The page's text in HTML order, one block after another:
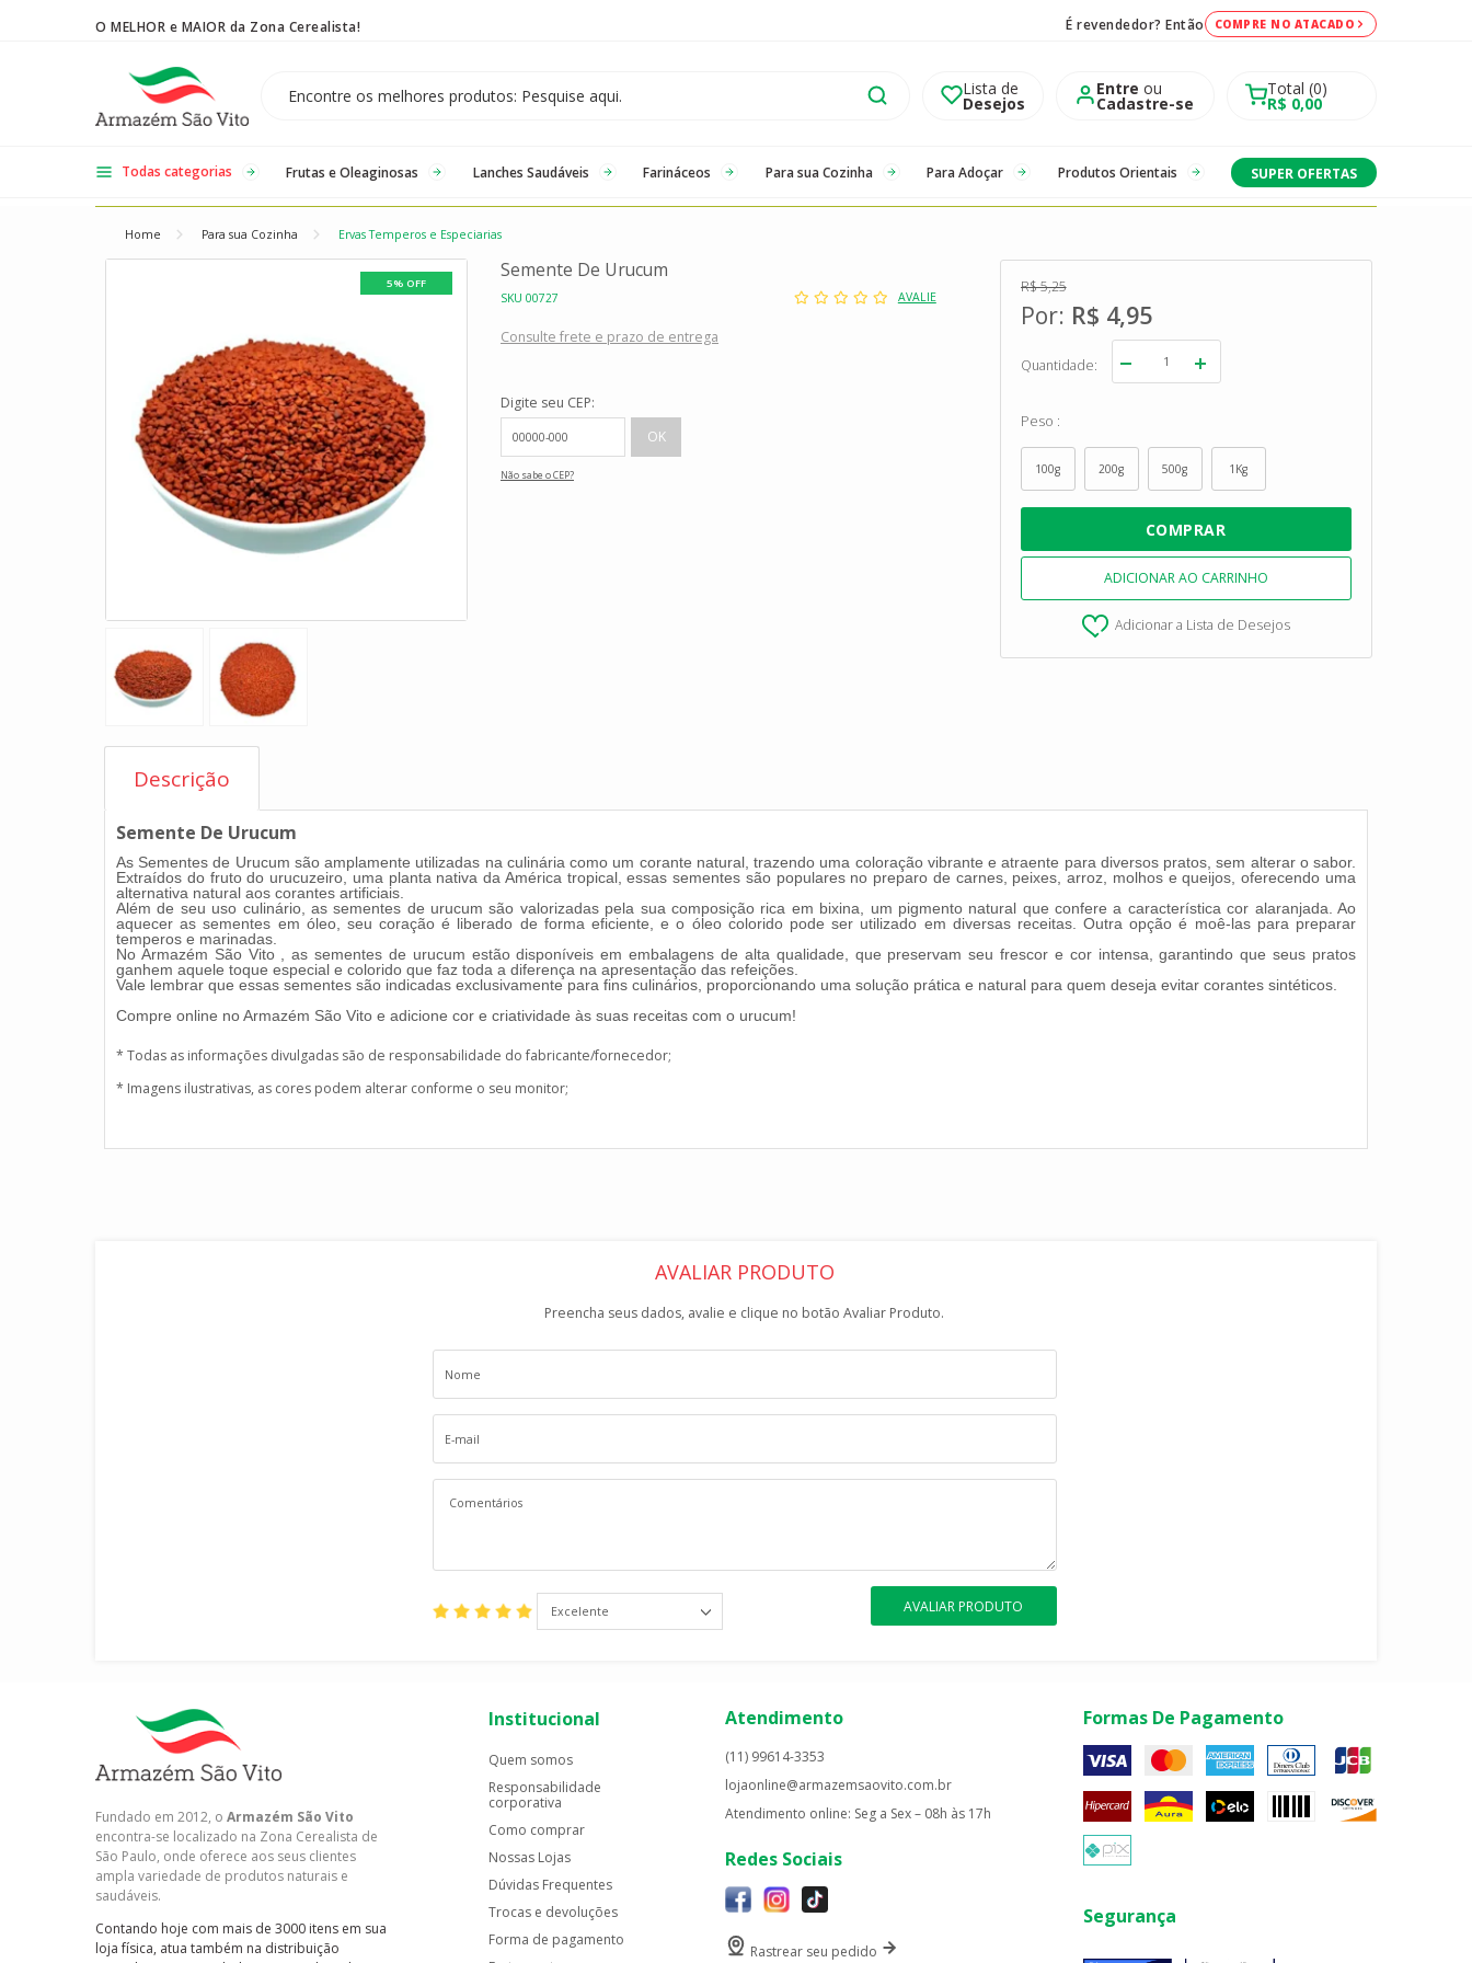
O MELHOR e MAIOR da Zona Cerealista!
É revendedor? Então COMPRE NO ATACADO
Lista de
Desejos
Entre ou
Cadastre-se
Total 0
R$ 0,00
Todas categorias Frutas e Oleaginosas Lanches Saudáveis Farináceos Para sua Cozinha Para Adoçar Produtos Orientais SUPER OFERTAS
Home Para sua Cozinha Ervas Temperos e Especiarias
5% OFF
Semente De Urucum
SKU 00727 AVALIE
Consulte frete e prazo de entrega
Digite seu CEP:
Não sabe o CEP?
R$ 5,25
R$ 4,95
Quantidade
Peso
100g 200g 500g 1Kg
Adicionar a Lista de Desejos
Descrição
Semente De Urucum
As Sementes de Urucum são amplamente utilizadas na culinária como um corante natural, trazendo uma coloração vibrante e atraente para diversos pratos, sem alterar o sabor.
Extraídos do fruto do urucuzeiro, uma planta nativa da América tropical, essas sementes são populares no preparo de carnes, peixes, arroz, molhos e queijos, oferecendo uma
alternativa natural aos corantes artificiais.
Além de seu uso culinário, as sementes de urucum são valorizadas pela sua composição rica em bixina, um pigmento natural que confere a característica cor alaranjada. Ao
aquecer as sementes em óleo, seu coração é liberado de forma eficiente, e o óleo colorido pode ser utilizado em diversas receitas. Outra opção é moê-las para preparar
temperos e marinadas.
No Armazém São Vito , as sementes de urucum estão disponíveis em embalagens de alta qualidade, que preservam seu frescor e cor intensa, garantindo que seus pratos
ganhem aquele toque especial e colorido que faz toda a diferença na apresentação das refeições.
Vale lembrar que essas sementes são indicadas exclusivamente para fins culinários, proporcionando uma solução prática e natural para quem deseja evitar corantes sintéticos.
Compre online no Armazém São Vito e adicione cor e criatividade às suas receitas com o urucum!
* Todas as informações divulgadas são de responsabilidade do fabricante/fornecedor;
* Imagens ilustrativas, as cores podem alterar conforme o seu monitor;
AVALIAR PRODUTO
Preencha seus dados, avalie e clique no botão Avaliar Produto.
Excelente AVALIAR PRODUTO
Fundado em 2012, o Armazém São Vito
encontra-se localizado na Zona Cerealista de
São Paulo, onde oferece aos seus clientes
ampla variedade de produtos naturais e
saudáveis.
Contando hoje com mais de 3000 itens em sua
loja física, atua também na distribuição
Institucional
Quem somos
Responsabilidade
corporativa
Como comprar
Nossas Lojas
Dúvidas Frequentes
Trocas e devoluções
Forma de pagamento
Atendimento
(11) 99614-3353
lojaonline@armazemsaovito.com.br
Atendimento online: Seg a Sex – 08h às 17h
Redes Sociais
Rastrear seu pedido
Formas De Pagamento
Segurança